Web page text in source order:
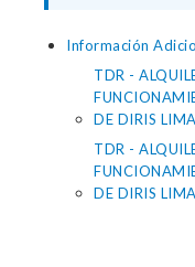
Información
TDR -
DE DIRIS
TDR -
DE DIRIS